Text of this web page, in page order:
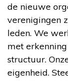
de nieuwe
verenigingen
leden. We
met
structuur.
eigenheid.